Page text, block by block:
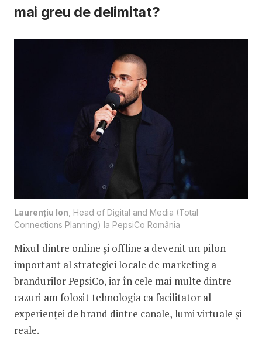
mai greu de delimitat?
Laurențiu Ion , Head of Digital and Media (Total
Connections Planning) la PepsiCo România
Mixul dintre online și offline a devenit un pilon
important al strategiei locale de marketing a
brandurilor PepsiCo, iar în cele mai multe dintre
cazuri am folosit tehnologia ca facilitator al
experienței de brand dintre canale, lumi virtuale și
reale.